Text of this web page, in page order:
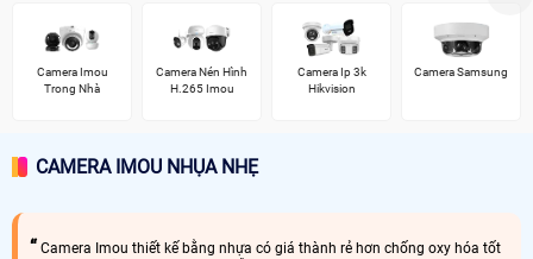
Camera Imou
Trong Nhà
Camera Nén Hình
H.265 Imou
Camera Ip 3k
Hikvision
Camera Samsung
CAMERA IMOU NHỤA NHẸ
Camera Imou thiết kế bằng nhựa có giá thành rẻ hơn chống oxy hóa tốt